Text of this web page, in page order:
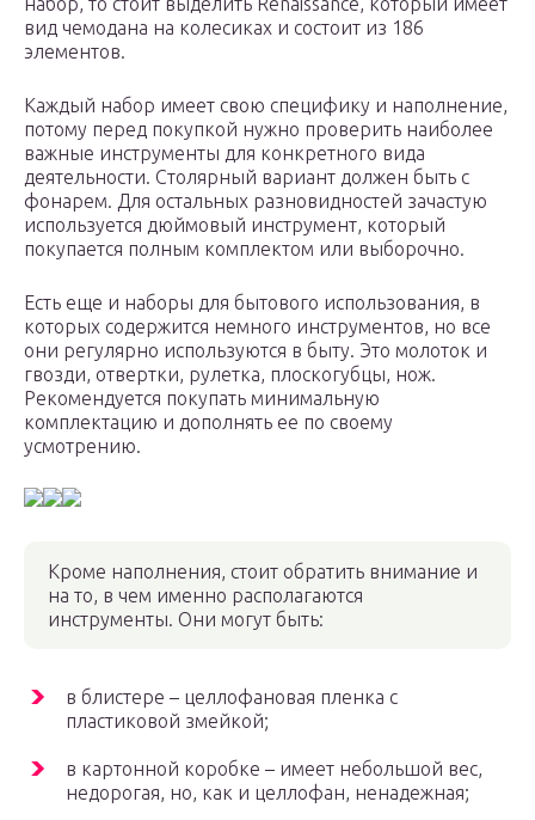
вид чемодана на колесиках и состоит из 186
элементов.
Каждый набор имеет свою специфику и наполнение,
потому перед покупкой нужно проверить наиболее
важные инструменты для конкретного вида
деятельности. Столярный вариант должен быть с
фонарем. Для остальных разновидностей зачастую
используется дюймовый инструмент, который
покупается полным комплектом или выборочно.
Есть еще и наборы для бытового использования, в
которых содержится немного инструментов, но все
они регулярно используются в быту. Это молоток и
гвозди, отвертки, рулетка, плоскогубцы, нож.
Рекомендуется покупать минимальную
комплектацию и дополнять ее по своему
усмотрению.
Кроме наполнения, стоит обратить внимание и
на то, в чем именно располагаются
инструменты. Они могут быть:
в блистере – целлофановая пленка с
пластиковой змейкой;
в картонной коробке – имеет небольшой вес,
недорогая, но, как и целлофан, ненадежная;